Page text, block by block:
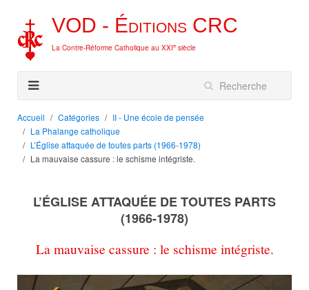
VOD - Éditions CRC
La Contre-Réforme Catholique au XXIe siècle
Accueil Catégories
II - Une école de pensée
La Phalange catholique
L’Église attaquée de toutes parts (1966-1978)
La mauvaise cassure : le schisme intégriste.
L’ÉGLISE ATTAQUÉE DE TOUTES PARTS
(1966-1978)
La mauvaise cassure : le schisme intégriste.